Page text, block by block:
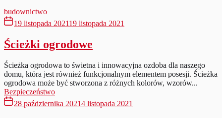
budownictwo
19 listopada 202119 listopada 2021
Ścieżki ogrodowe
Ścieżka ogrodowa to świetna i innowacyjna ozdoba dla naszego
domu, która jest również funkcjonalnym elementem posesji. Ścieżka
ogrodowa może być stworzona z różnych kolorów, wzorów...
Bezpieczeństwo
28 października 20214 listopada 2021